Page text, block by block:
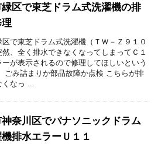
区で東芝ドラム式洗濯機の排
区で東芝ドラム式洗濯機（ＴＷ－Ｚ９１０
然、全く排水できなくなってしまってＣ１
ーが表示されるので修理してほしいという
ごみ詰まりか部品故障か点検 こちらが排
くなっ ...
奈川区でパナソニックドラム
排水エラーＵ１１